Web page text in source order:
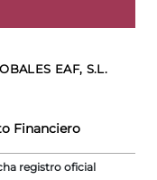
EAF, S.L.
Financiero
registro oficial